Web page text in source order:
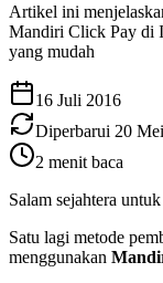
Artikel ini
Mandiri Click Pay di
yang mudah
16 Juli 2016
Diperbarui 20
2 menit baca
Salam sejahtera
Satu lagi metode
menggunakan